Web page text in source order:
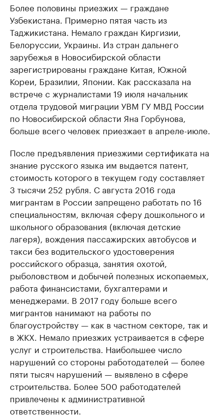
Более половины приезжих — граждане
Узбекистана. Примерно пятая часть из
Таджикистана. Немало граждан Киргизии,
Белоруссии, Украины. Из стран дальнего
зарубежья в Новосибирской области
зарегистрированы граждане Китая, Южной
Кореи, Бразилии, Японии. Как рассказала на
встрече с журналистами 19 июля начальник
отдела трудовой миграции УВМ ГУ МВД России
по Новосибирской области Яна Горбунова,
больше всего человек приезжает в апреле-июле.
После предъявления приезжими сертификата на
знание русского языка им выдается патент,
стоимость которого в текущем году составляет
3 тысячи 252 рубля. С августа 2016 года
мигрантам в России запрещено работать по 16
специальностям, включая сферу дошкольного и
школьного образования (включая детские
лагеря), вождения пассажирских автобусов и
такси без водительского удостоверения
российского образца, занятия охотой,
рыболовством и добычей полезных ископаемых,
работа финансистами, бухгалтерами и
менеджерами. В 2017 году больше всего
мигрантов нанимают на работы по
благоустройству — как в частном секторе, так и
в ЖКХ. Немало приезжих устраивается в сфере
услуг и строительства. Наибольшее число
нарушений со стороны работодателей — более
пяти тысяч нарушений — выявлено в сфере
строительства. Более 500 работодателей
привлечены к административной
ответственности.